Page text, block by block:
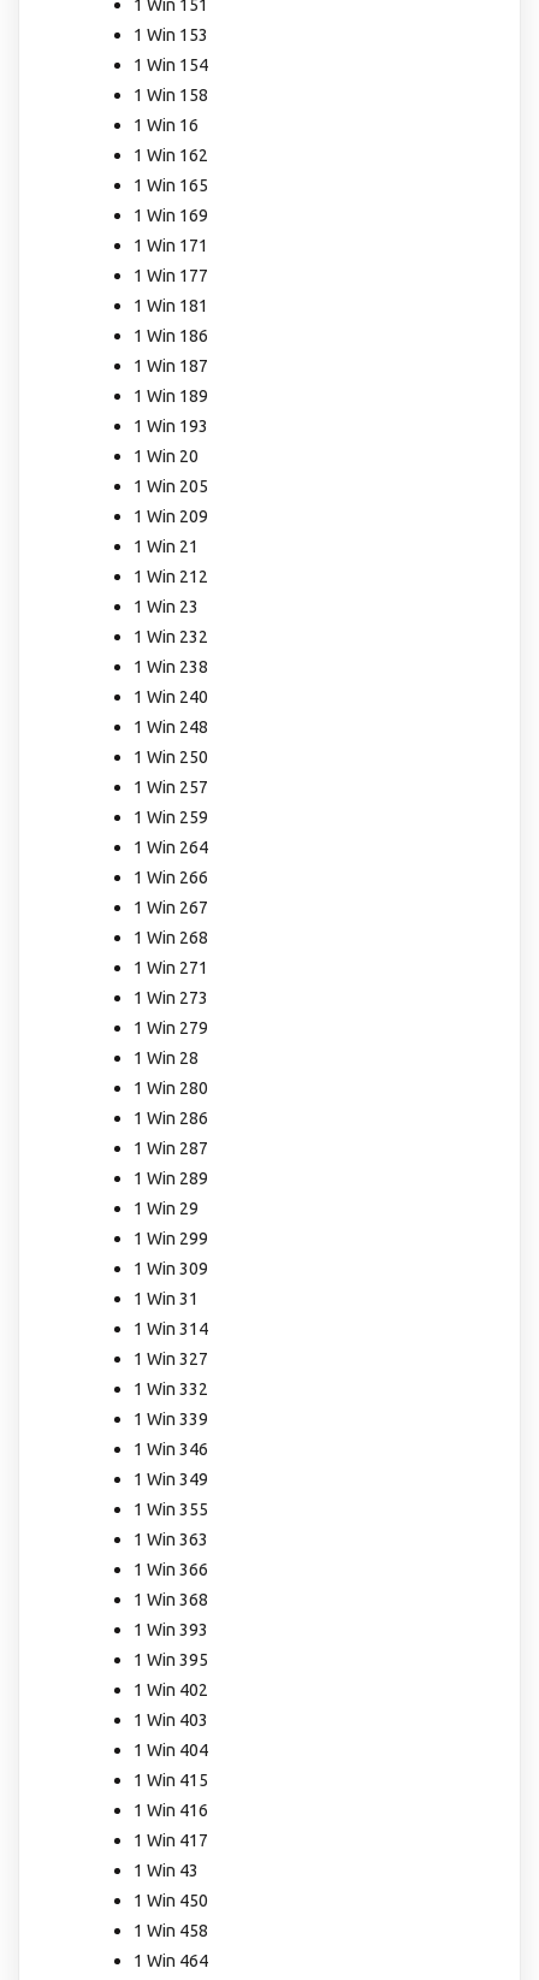
1 Win 151
1 Win 153
1 Win 154
1 Win 158
1 Win 16
1 Win 162
1 Win 165
1 Win 169
1 Win 171
1 Win 177
1 Win 181
1 Win 186
1 Win 187
1 Win 189
1 Win 193
1 Win 20
1 Win 205
1 Win 209
1 Win 21
1 Win 212
1 Win 23
1 Win 232
1 Win 238
1 Win 240
1 Win 248
1 Win 250
1 Win 257
1 Win 259
1 Win 264
1 Win 266
1 Win 267
1 Win 268
1 Win 271
1 Win 273
1 Win 279
1 Win 28
1 Win 280
1 Win 286
1 Win 287
1 Win 289
1 Win 29
1 Win 299
1 Win 309
1 Win 31
1 Win 314
1 Win 327
1 Win 332
1 Win 339
1 Win 346
1 Win 349
1 Win 355
1 Win 363
1 Win 366
1 Win 368
1 Win 393
1 Win 395
1 Win 402
1 Win 403
1 Win 404
1 Win 415
1 Win 416
1 Win 417
1 Win 43
1 Win 450
1 Win 458
1 Win 464